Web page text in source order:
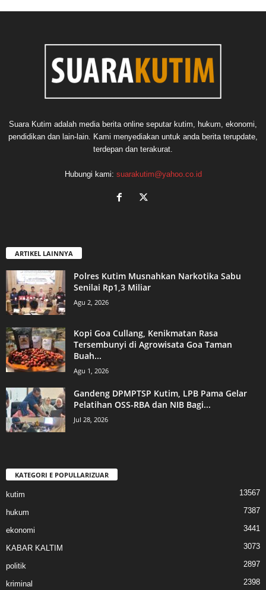
Suara Kutim adalah media berita online seputar kutim, hukum, ekonomi,
pendidikan dan lain-lain. Kami menyediakan untuk anda berita terupdate,
terdepan dan terakurat.
Hubungi kami: suarakutim@yahoo.co.id
ARTIKEL LAINNYA
Polres Kutim Musnahkan Narkotika Sabu
Senilai Rp1,3 Miliar
Agu 2, 2026
Kopi Goa Cullang, Kenikmatan Rasa
Tersembunyi di Agrowisata Goa Taman
Buah...
Agu 1, 2026
Gandeng DPMPTSP Kutim, LPB Pama Gelar
Pelatihan OSS-RBA dan NIB Bagi...
Jul 28, 2026
KATEGORI E POPULLARIZUAR
kutim 13567
hukum 7387
ekonomi 3441
KABAR KALTIM 3073
politik 2897
kriminal 2398